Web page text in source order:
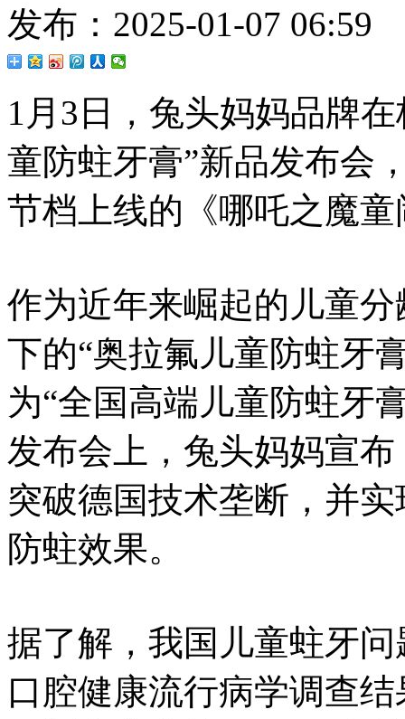
发布：2025-01-07
1月3日，兔头妈妈品牌
童防蛀牙膏”新品发布会
节档上线的《哪吒之魔
作为近年来崛起的儿童
下的“奥拉氟儿童防蛀牙
为“全国高端儿童防蛀牙
发布会上，兔头妈妈宣
突破德国技术垄断，并
防蛀效果。
据了解，我国儿童蛀牙
口腔健康流行病学调查